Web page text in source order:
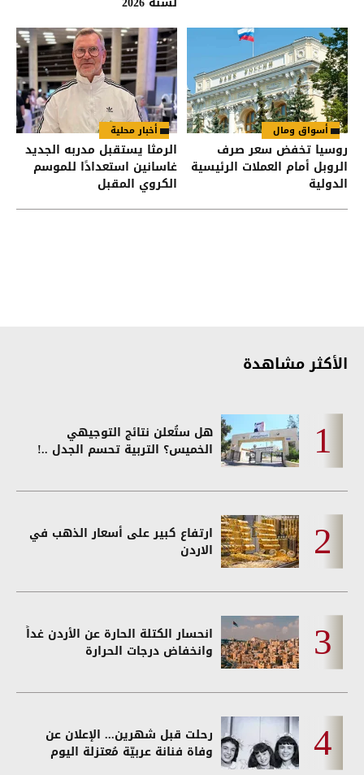
أسواق ومال
روسيا تخفض سعر صرف
الروبل أمام العملات الرئيسية
الدولية
أخبار محلية
الرمثا يستقبل مدربه الجديد
غاسانين استعدادًا للموسم
الكروي المقبل
الأكثر مشاهدة
هل ستُعلن نتائج التوجيهي
الخميس؟ التربية تحسم الجدل ..!
ارتفاع كبير على أسعار الذهب في
الاردن
انحسار الكتلة الحارة عن الأردن غداً
وانخفاض درجات الحرارة
رحلت قبل شهرين... الإعلان عن
وفاة فنانة عربيّة مُعتزلة اليوم